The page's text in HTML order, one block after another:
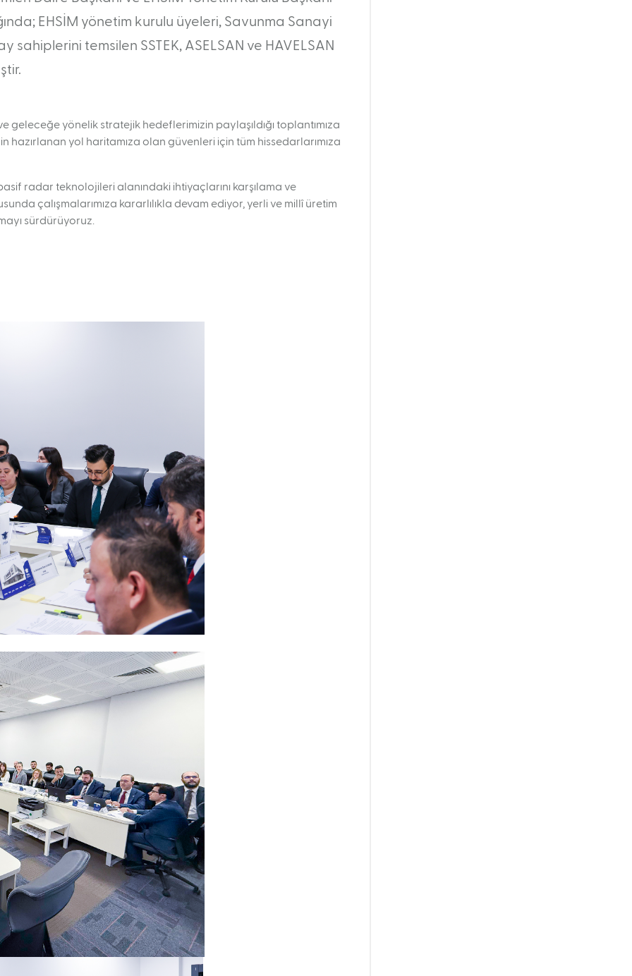
EHSİM yönetim kurulu üyeleri, Savunma Sanayi
sahiplerini temsilen SSTEK, ASELSAN ve HAVELSAN
geleceğe yönelik stratejik hedeflerimizin paylaşıldığı toplantımıza
hazırlanan yol haritamıza olan güvenleri için tüm hissedarlarımıza
radar teknolojileri alanındaki ihtiyaçlarını karşılama ve
çalışmalarımıza kararlılıkla devam ediyor, yerli ve millî üretim
sürdürüyoruz.